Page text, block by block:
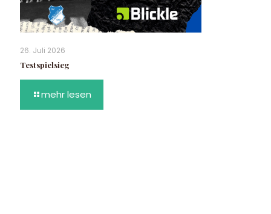
26. Juli 2026
Testspielsieg
mehr lesen